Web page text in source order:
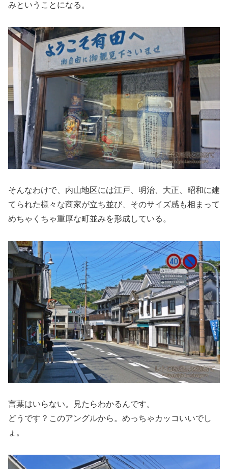
みということになる。
そんなわけで、内山地区には江戸、明治、大正、昭和に建
てられた様々な商家が立ち並び、そのサイズ感も相まって
めちゃくちゃ重厚な町並みを形成している。
言葉はいらない。見たらわかるんです。
どうです？このアングルから。めっちゃカッコいいでし
ょ。